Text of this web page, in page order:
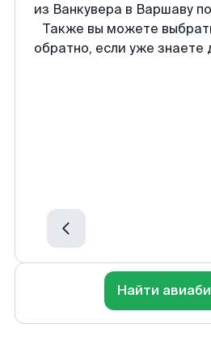
из Ванкувера в Варшаву
Также вы можете
обратно, если уже знаете
Найти